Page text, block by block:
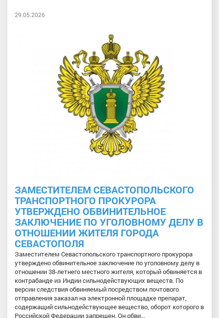
29.05.2026
ЗАМЕСТИТЕЛЕМ СЕВАСТОПОЛЬСКОГО
ТРАНСПОРТНОГО ПРОКУРОРА
УТВЕРЖДЕНО ОБВИНИТЕЛЬНОЕ
ЗАКЛЮЧЕНИЕ ПО УГОЛОВНОМУ ДЕЛУ В
ОТНОШЕНИИ ЖИТЕЛЯ ГОРОДА
СЕВАСТОПОЛЯ
Заместителем Севастопольского транспортного прокурора
утверждено обвинительное заключение по уголовному делу в
отношении 38-летнего местного жителя, который обвиняется в
контрабанде из Индии сильнодействующих веществ. По
версии следствия обвиняемый посредством почтового
отправления заказал на электронной площадке препарат,
содержащий сильнодействующее вещество, оборот которого в
Российской Федерации запрещен. Он обви...